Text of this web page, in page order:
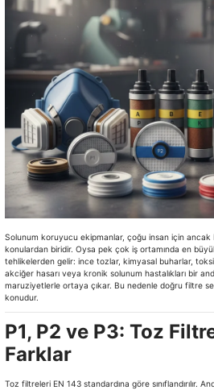
Solunum koruyucu ekipmanlar, çoğu insan için ancak
konulardan biridir. Oysa pek çok iş ortamında en
tehlikelerden gelir: ince tozlar, kimyasal buharlar,
akciğer hasarı veya kronik solunum hastalıkları bir
maruziyetlerle ortaya çıkar. Bu nedenle doğru filtre
konudur.
P1, P2 ve P3: Toz
Farklar
Toz filtreleri EN 143 standardına göre sınıflandırılır.